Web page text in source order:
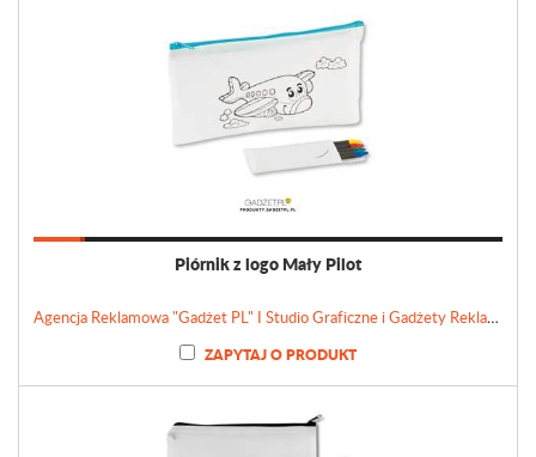
Piórnik z logo Mały Pilot
Agencja Reklamowa "Gadżet PL" I Studio Graficzne i Gadżety Reklamowe
ZAPYTAJ O PRODUKT